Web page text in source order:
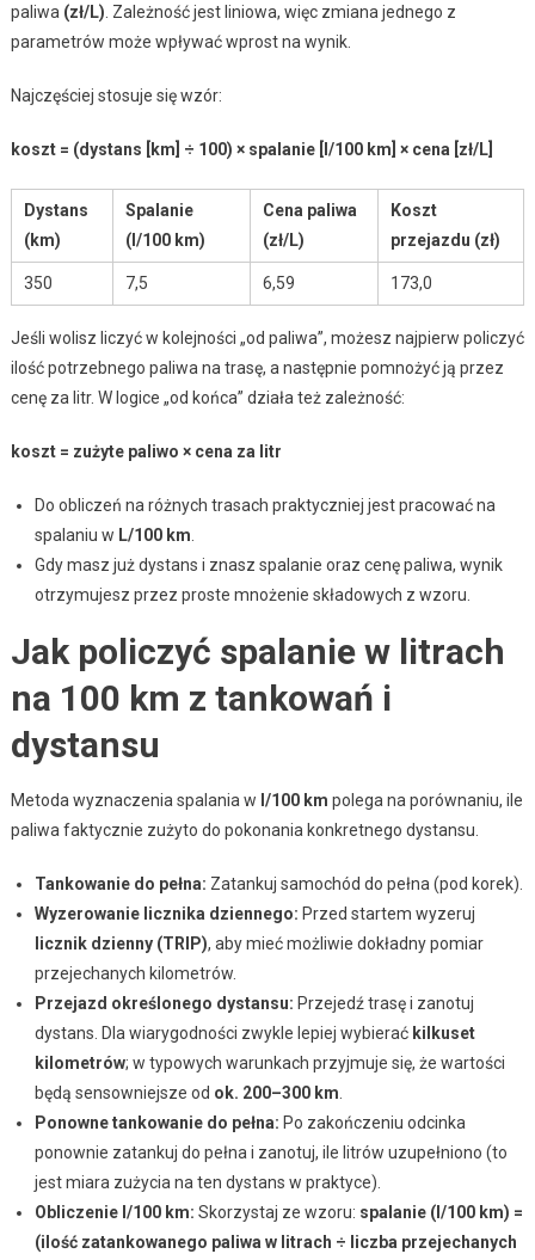
paliwa (zł/L) . Zależność jest liniowa, więc zmiana jednego z
parametrów może wpływać wprost na wynik.
Najczęściej stosuje się wzór:
koszt = (dystans [km] ÷ 100) × spalanie [l/100 km] × cena [zł/L]
Dystans
(km)
Spalanie
(l/100 km)
Cena paliwa
(zł/L)
Koszt
przejazdu (zł)
350 7,5 6,59 173,0
Jeśli wolisz liczyć w kolejności „od paliwa”, możesz najpierw policzyć
ilość potrzebnego paliwa na trasę, a następnie pomnożyć ją przez
cenę za litr. W logice „od końca” działa też zależność:
koszt = zużyte paliwo × cena za litr
Do obliczeń na różnych trasach praktyczniej jest pracować na
spalaniu w L/100 km
Gdy masz już dystans i znasz spalanie oraz cenę paliwa, wynik
otrzymujesz przez proste mnożenie składowych z wzoru.
Jak policzyć spalanie w litrach
na 100 km z tankowań i
dystansu
Metoda wyznaczenia spalania w l/100 km polega na porównaniu, ile
paliwa faktycznie zużyto do pokonania konkretnego dystansu.
Tankowanie do pełna: Zatankuj samochód do pełna (pod korek).
Wyzerowanie licznika dziennego: Przed startem wyzeruj
licznik dzienny (TRIP), aby mieć możliwie dokładny pomiar
przejechanych kilometrów.
Przejazd określonego dystansu: Przejedź trasę i zanotuj
dystans. Dla wiarygodności zwykle lepiej wybierać kilkuset
kilometrów; w typowych warunkach przyjmuje się, że wartości
będą sensowniejsze od ok. 200–300 km
Ponowne tankowanie do pełna: Po zakończeniu odcinka
ponownie zatankuj do pełna i zanotuj, ile litrów uzupełniono (to
jest miara zużycia na ten dystans w praktyce).
Obliczenie l/100 km: Skorzystaj ze wzoru: spalanie (l/100 km) =
(ilość zatankowanego paliwa w litrach ÷ liczba przejechanych